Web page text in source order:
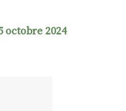
octobre 2024